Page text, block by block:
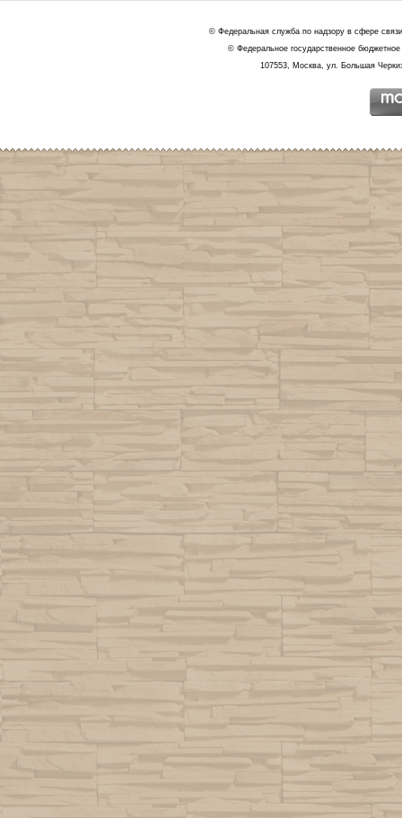
© Федеральная служба по надзору в сфере
© Федеральное государственное
107553, Москва, ул. Большая